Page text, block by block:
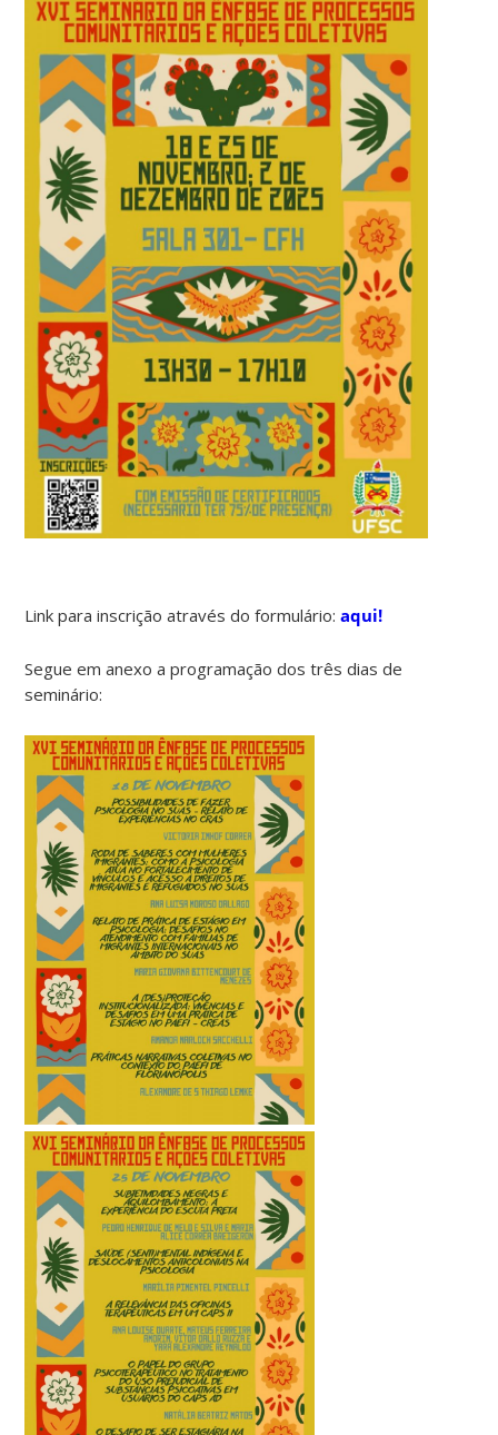
Link para inscrição através do formulário:aqui!
Segue em anexo a programação dos três dias de
seminário: